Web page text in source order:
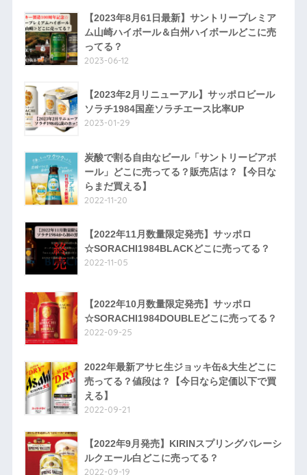
【2023年8月61日最新】サントリープレミア
ム山崎ハイボール＆白州ハイボールどこに売
ってる？
2023-06-12
【2023年2月リニューアル】サッポロビール
ソラチ1984国産ソラチエース比率UP
2023-01-29
炭酸で割る自由なビール「サントリービアボ
ール」どこに売ってる？販売店は？【今日な
らまだ買える】
2022-11-20
【2022年11月数量限定発売】サッポロ
☆SORACHI1984BLACKどこに売ってる？
2022-11-05
【2022年10月数量限定発売】サッポロ
☆SORACHI1984DOUBLEどこに売ってる？
2022-09-25
2022年最新アサヒ生ジョッキ缶&大生どこに
売ってる？値段は？【今日なら定価以下で買
える】
2022-09-21
【2022年9月発売】KIRINスプリングバレーシ
ルクエール白どこに売ってる？
2022-09-19